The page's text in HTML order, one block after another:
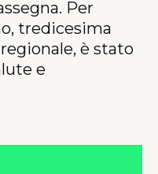
Per
tredicesima
è stato
e